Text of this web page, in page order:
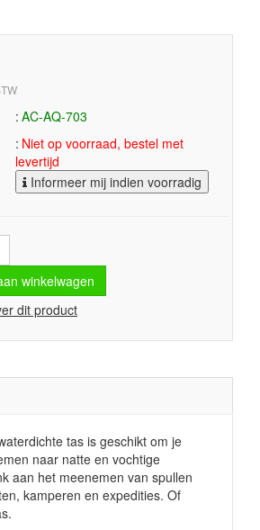
AC-AQ-703
Niet op voorraad, bestel met
levertijd
Informeer mij indien voorradig
winkelwagen
dit product
tas is geschikt om je
naar natte en vochtige
aan het meenemen van spullen
kamperen en expedities. Of